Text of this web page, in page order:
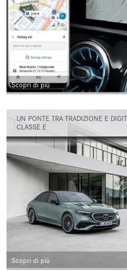
Scopri di più
UN PONTE TRA TRADIZIONE E
CLASSE E
Scopri di più